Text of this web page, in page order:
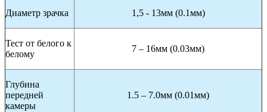
Диаметр зрачка 1,5 - 13мм (0.1мм)
Тест от белого к
белому
7 – 16мм (0.03мм)
Глубина
передней
камеры
1.5 – 7.0мм (0.01мм)